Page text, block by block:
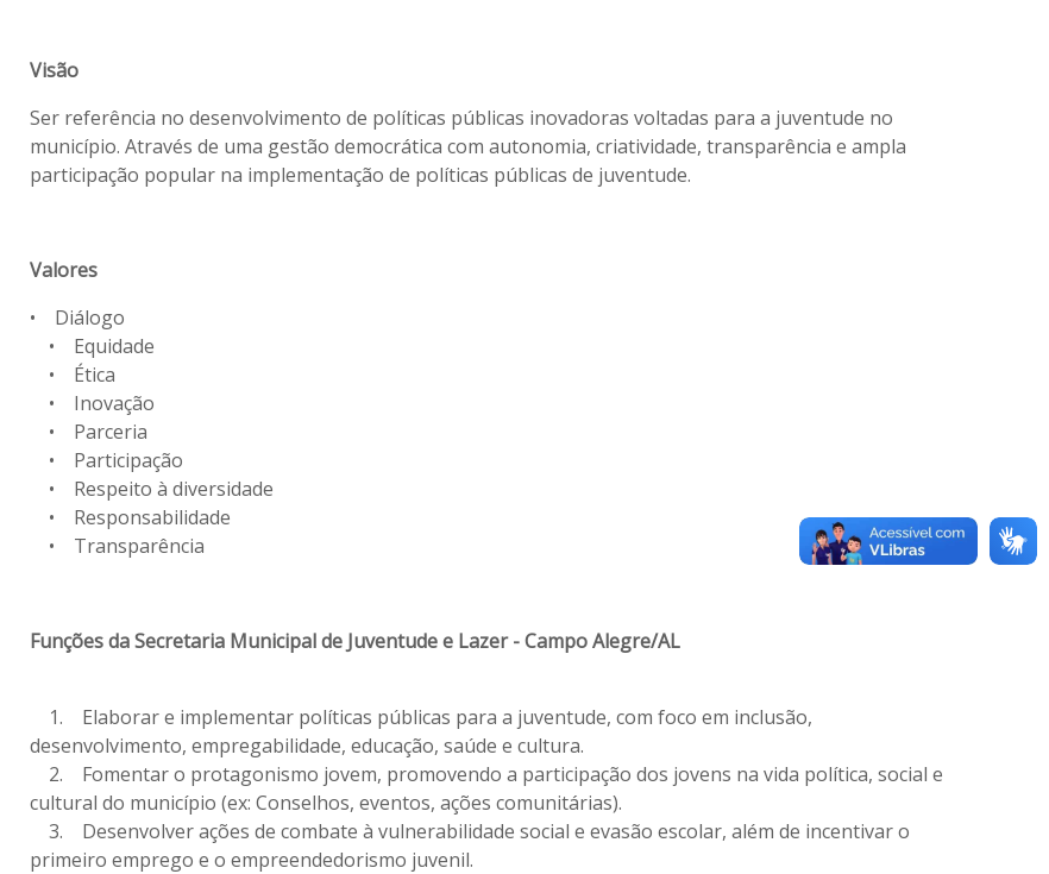
Visão
Ser referência no desenvolvimento de políticas públicas inovadoras voltadas para a juventude no
município. Através de uma gestão democrática com autonomia, criatividade, transparência e ampla
participação popular na implementação de políticas públicas de juventude.
Valores
• Diálogo
• Equidade
• Ética
• Inovação
• Parceria
• Participação
• Respeito à diversidade
• Responsabilidade
• Transparência
Funções da Secretaria Municipal de Juventude e Lazer - Campo Alegre/AL
1. Elaborar e implementar políticas públicas para a juventude, com foco em inclusão,
desenvolvimento, empregabilidade, educação, saúde e cultura.
2. Fomentar o protagonismo jovem, promovendo a participação dos jovens na vida política, social e
cultural do município (ex: Conselhos, eventos, ações comunitárias).
3. Desenvolver ações de combate à vulnerabilidade social e evasão escolar, além de incentivar o
primeiro emprego e o empreendedorismo juvenil.